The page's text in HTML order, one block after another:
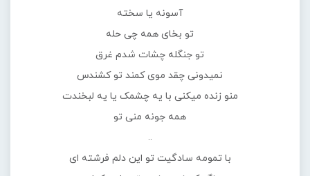
آسونه یا سخته
تو بخای همه چی حله
تو جنگله چشات شدم غرق
نمیدونی چقد موی کمند تو کشندس
منو زنده میکنی با یه چشمک یا یه لبخندت
همه جونه منی تو
..
با تمومه سادگیت تو این دلم فرشته ای